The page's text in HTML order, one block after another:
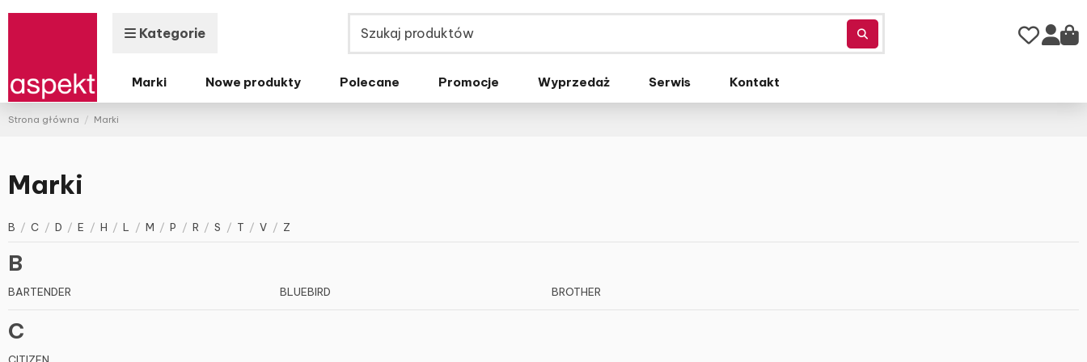
Kategorie
Marki Nowe produkty Polecane Promocje Wyprzedaż Serwis Kontakt
Strona główna Marki
Marki
B / C / D / E / H / L / M / P / R / S / T / V / Z
B
BARTENDER BLUEBIRD BROTHER
C
CITIZEN